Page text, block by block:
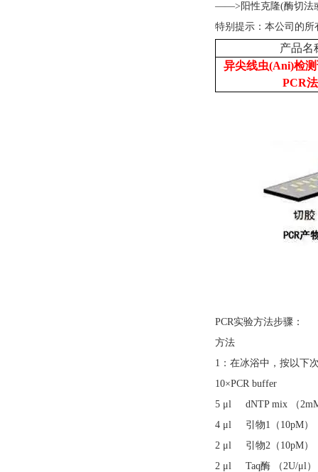
——>阳性克隆(酶切法
特别提示：本公司的
产品名
异尖线虫(Ani)检
PCR
PCR实验方法步骤：
方法
1：在冰浴中，按以下
10×PCR buffer
5 μl dNTP mix （
4 μl 引物1（10pM）
2 μl 引物2（10pM）
2 μl Taq酶 （2U/μl）